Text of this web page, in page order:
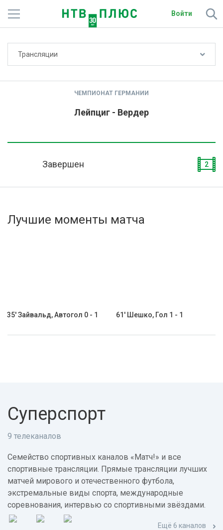
Войти
Активировать промокод
Трансляции
ЧЕМПИОНАТ ГЕРМАНИИ
Лейпциг - Вердер
Завершен 2
Лучшие моменты матча
35' Зайвальд, Автогол 0 - 1 61' Шешко, Гол 1 - 1
Суперспорт
9 телеканалов
Семейство спортивных каналов «Матч!» и все
спортивные трансляции. Прямые трансляции лучших
матчей мирового и отечественного футбола,
экстремальные виды спорта, международные
соревнования, интервью со спортивными звёздами.
Ещё 6 каналов